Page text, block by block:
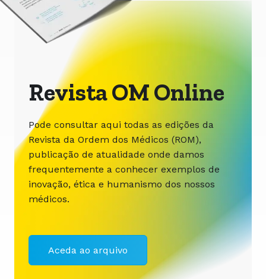
Revista OM Online
Pode consultar aqui todas as edições da
Revista da Ordem dos Médicos (ROM),
publicação de atualidade onde damos
frequentemente a conhecer exemplos de
inovação, ética e humanismo dos nossos
médicos.
Aceda ao arquivo